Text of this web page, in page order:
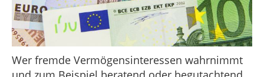
Wer fremde Vermögensinteressen wahrnimmt